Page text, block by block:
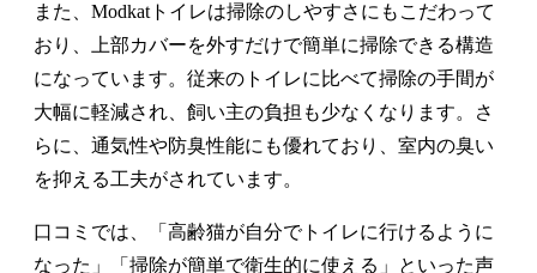
また、Modkatトイレは掃除のしやすさにもこだわって
おり、上部カバーを外すだけで簡単に掃除できる構造
になっています。従来のトイレに比べて掃除の手間が
大幅に軽減され、飼い主の負担も少なくなります。さ
らに、通気性や防臭性能にも優れており、室内の臭い
を抑える工夫がされています。
口コミでは、「高齢猫が自分でトイレに行けるように
なった」「掃除が簡単で衛生的に使える」といった声